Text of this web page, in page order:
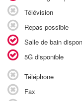
Télévision
Repas possible
Salle de bain
5G disponible
Téléphone
Fax